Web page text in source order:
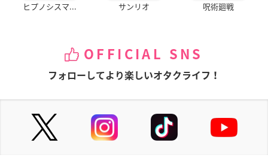
ヒプノシスマ... サンリオ 呪術廻戦
OFFICIAL SNS
フォローしてより楽しいオタクライフ！